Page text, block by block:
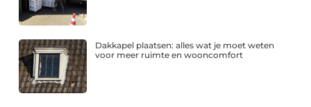
Dakkapel plaatsen: alles wat je moet weten
voor meer ruimte en wooncomfort